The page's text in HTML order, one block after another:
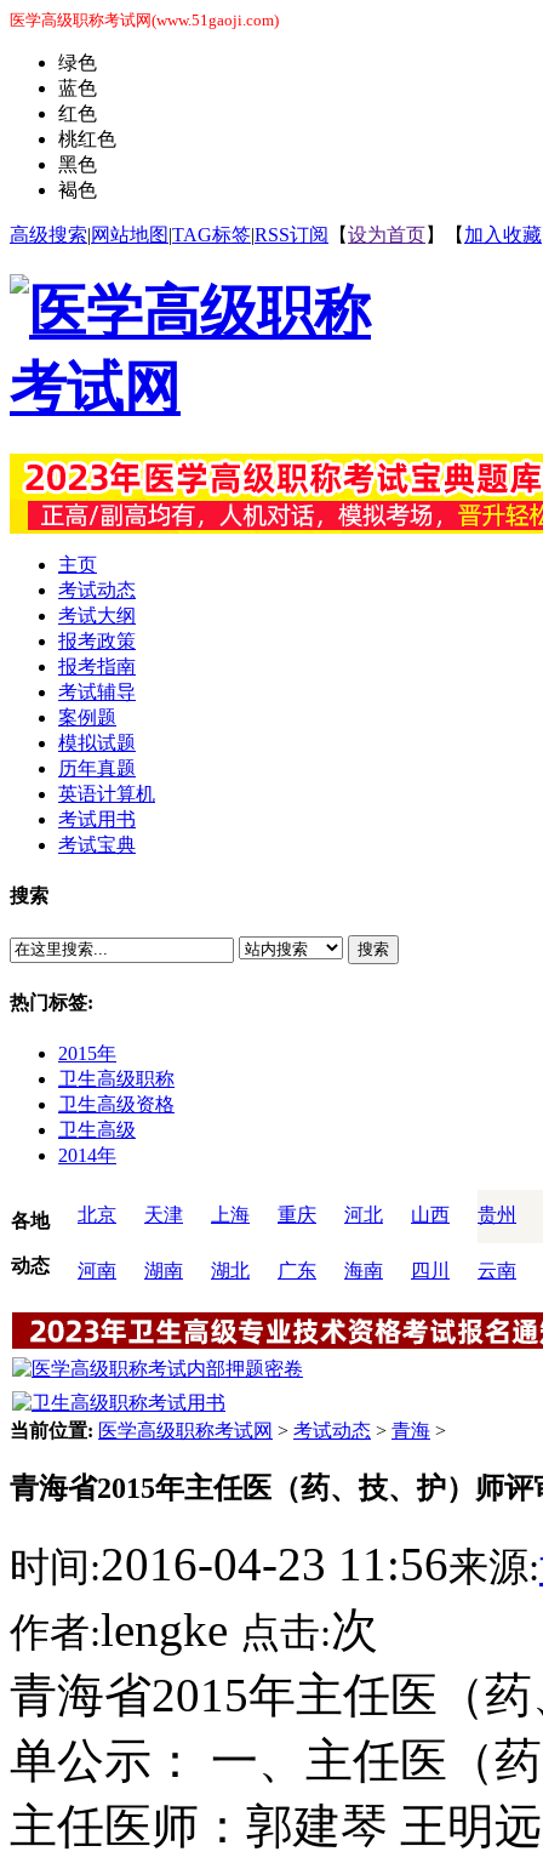
医学高级职称考试网(www.51gaoji.com)
绿色
蓝色
红色
桃红色
黑色
褐色
高级搜索|网站地图|TAG标签|RSS订阅 【设为首页】【 加入收藏
主页
考试动态
考试大纲
报考政策
报考指南
考试辅导
案例题
模拟试题
历年真题
英语计算机
考试用书
考试宝典
搜索
搜索
热门标签:
2015年
卫生高级职称
卫生高级资格
卫生高级
2014年
各地
动态
北京 天津 上海 重庆 河北 山西 贵州
河南 湖南 湖北 广东 海南 四川 云南
当前位置: 医学高级职称考试网 > 考试动态 > 青海 >
青海省2015年主任医（药、技、护）师
时间:2016-04-23 11:56来源:
作者:lengke 点击:次
青海省2015年主任医（
单公示： 一、主任医（
主任医师：郭建琴 王明